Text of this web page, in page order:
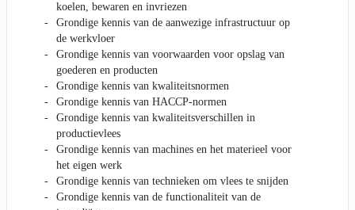
koelen, bewaren en invriezen
Grondige kennis van de aanwezige infrastructuur op
de werkvloer
Grondige kennis van voorwaarden voor opslag van
goederen en producten
Grondige kennis van kwaliteitsnormen
Grondige kennis van HACCP-normen
Grondige kennis van kwaliteitsverschillen in
productievlees
Grondige kennis van machines en het materieel voor
het eigen werk
Grondige kennis van technieken om vlees te snijden
Grondige kennis van de functionaliteit van de